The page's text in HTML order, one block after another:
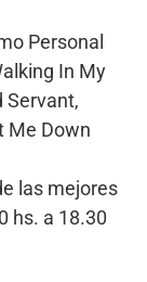
Personal
In My
Servant,
Me Down
las mejores
hs. a 18.30